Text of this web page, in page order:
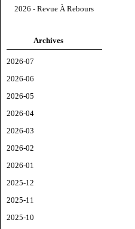
2026 - Revue À Rebours
Archives
2026-07
2026-06
2026-05
2026-04
2026-03
2026-02
2026-01
2025-12
2025-11
2025-10